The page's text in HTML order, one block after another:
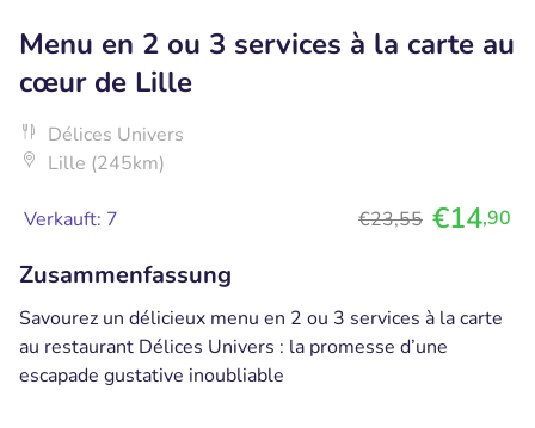
Menu en 2 ou 3 services à la carte au
cœur de Lille
Délices Univers
Lille (245km)
Verkauft: 7 €23,55 €14,90
Zusammenfassung
Savourez un délicieux menu en 2 ou 3 services à la carte
au restaurant Délices Univers : la promesse d’une
escapade gustative inoubliable